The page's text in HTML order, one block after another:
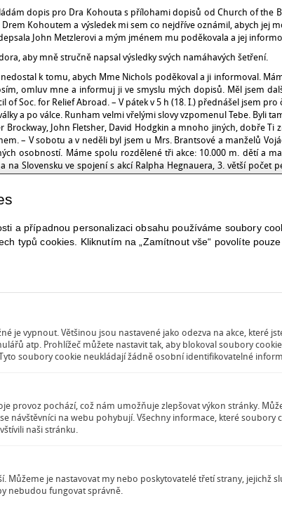
dopis pro Dra Kohouta s přílohami dopisů od Church of the
Kohoutem a výsledek mi sem co nejdříve oznámil, abych jej
John Metzlerovi a mým jménem mu poděkovala a jej
aby mně stručně napsal výsledky svých namáhavých šetření.
k tomu, abych Mme Nichols poděkoval a ji informoval.
omluv mne a informuj ji ve smyslu mých dopisů. Měl jsem
of Soc. for Relief Abroad. – V pátek v 5 h (18. I.) přednášel jsem pro
a po válce. Runham velmi vřelými slovy vzpomenul Tebe. Byli
Brockway, John Fletsher, David Hodgkin a mnoho jiných, dobře Ti
– V sobotu a v neděli byl jsem u Mrs. Brantsové a manželů
osobností. Máme spolu rozdělené tři akce: 10.000 m. dětí a
na Slovensku ve spojení s akcí Ralpha Hegnauera, 3. větší
i soukromých k studiu na vysokých školách (vědu, umění,
ovlivňována Východem, ale abychom drželi rovnováhu. –
hrob Williamse Penna a prvních Kvékrů, kteří tu mají svůj hřbitov.
jsem s Barb. Duncan Harris (velmi srdečně Tě pozdravuje),
také přednášel v Husově domě). On mně přislíbil, že se
for International Relationships ve Woodbroocku. Píši tam žádost.
zúčastní se rozšířené Rady I FOR ve Stockholmu, kam
ve Stockholmu.“ Napiš mi, Olgo, obratem, co o tom soudíš,
navštívit, co vidět, kde zatlačit.
mi hlásil dar těch 185 krav a vyřídil vzkazy a přání amer. přátel,
Je to odtud 1/2 hodiny pěšky.
odpol. opět schůzku s N. Sayerem u Grace v Elnescott Gdns.
ze srdce, na každého z Vás jednotlivě myslím a přeji Vám
a případnou personalizaci obsahu používáme soubory
typů cookies. Kliknutím na „Zamítnout vše“ povolíte
je vypnout. Většinou jsou nastavené jako odezva na akce, které
atp. Prohlížeč můžete nastavit tak, aby blokoval soubory
soubory cookie neukládají žádně osobní identifikovatelné
provoz pochází, což nám umožňuje zlepšovat výkon stránky.
návštěvníci na webu pohybují. Všechny informace, které
naši stránku.
Můžeme je nastavovat my nebo poskytovatelé třetí strany, jejichž
nebudou fungovat správně.